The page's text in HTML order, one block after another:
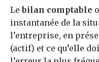
Lebilan comptable
instantanée de la
l’entreprise, en
(actif) et ce qu’elle